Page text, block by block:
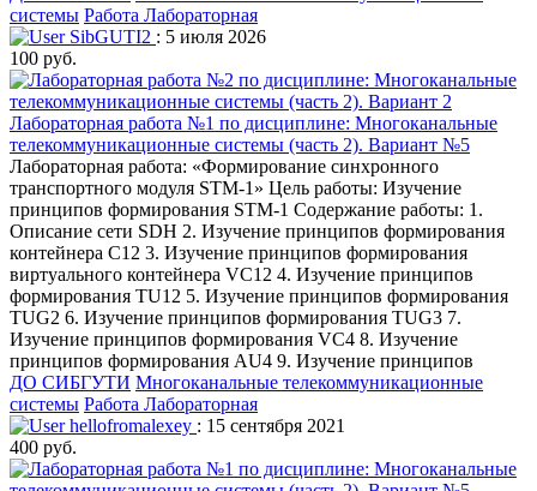
системы Работа Лабораторная
SibGUTI2 : 5 июля 2026
100 руб.
Лабораторная работа №1 по дисциплине: Многоканальные
телекоммуникационные системы (часть 2). Вариант №5
Лабораторная работа: «Формирование синхронного
транспортного модуля STM-1» Цель работы: Изучение
принципов формирования STM-1 Содержание работы: 1.
Описание сети SDH 2. Изучение принципов формирования
контейнера С12 3. Изучение принципов формирования
виртуального контейнера VС12 4. Изучение принципов
формирования TU12 5. Изучение принципов формирования
TUG2 6. Изучение принципов формирования TUG3 7.
Изучение принципов формирования VС4 8. Изучение
принципов формирования AU4 9. Изучение принципов
ДО СИБГУТИ Многоканальные телекоммуникационные
системы Работа Лабораторная
hellofromalexey : 15 сентября 2021
400 руб.